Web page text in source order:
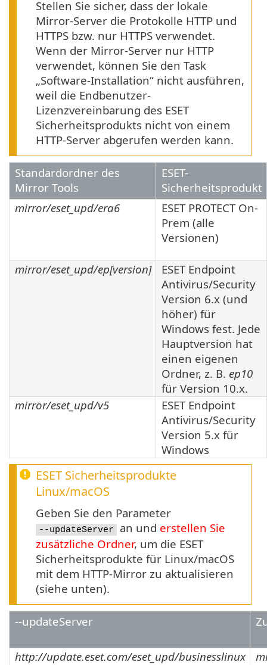
Stellen Sie sicher, dass der lokale
Mirror-Server die Protokolle HTTP und
HTTPS bzw. nur HTTPS verwendet.
Wenn der Mirror-Server nur HTTP
verwendet, können Sie den Task
„Software-Installation“ nicht ausführen,
weil die Endbenutzer-
Lizenzvereinbarung des ESET
Sicherheitsprodukts nicht von einem
HTTP-Server abgerufen werden kann.
Standardordner des
Mirror Tools
ESET-
Sicherheitsprodukt
mirror/eset_upd/era6
ESET PROTECT On-
Prem (alle
Versionen)
mirror/eset_upd/ep[version]
ESET Endpoint
Antivirus/Security
Version 6.x (und
höher) für
Windows fest. Jede
Hauptversion hat
einen eigenen
Ordner, z. B. ep10
für Version 10.x.
mirror/eset_upd/v5
ESET Endpoint
Antivirus/Security
Version 5.x für
Windows
ESET Sicherheitsprodukte
Linux/macOS
Geben Sie den Parameter
--updateServer an und erstellen Sie
zusätzliche Ordner, um die ESET
Sicherheitsprodukte für Linux/macOS
mit dem HTTP-Mirror zu aktualisieren
(siehe unten).
--updateServer
http://update.eset.com/eset_upd/businesslinux